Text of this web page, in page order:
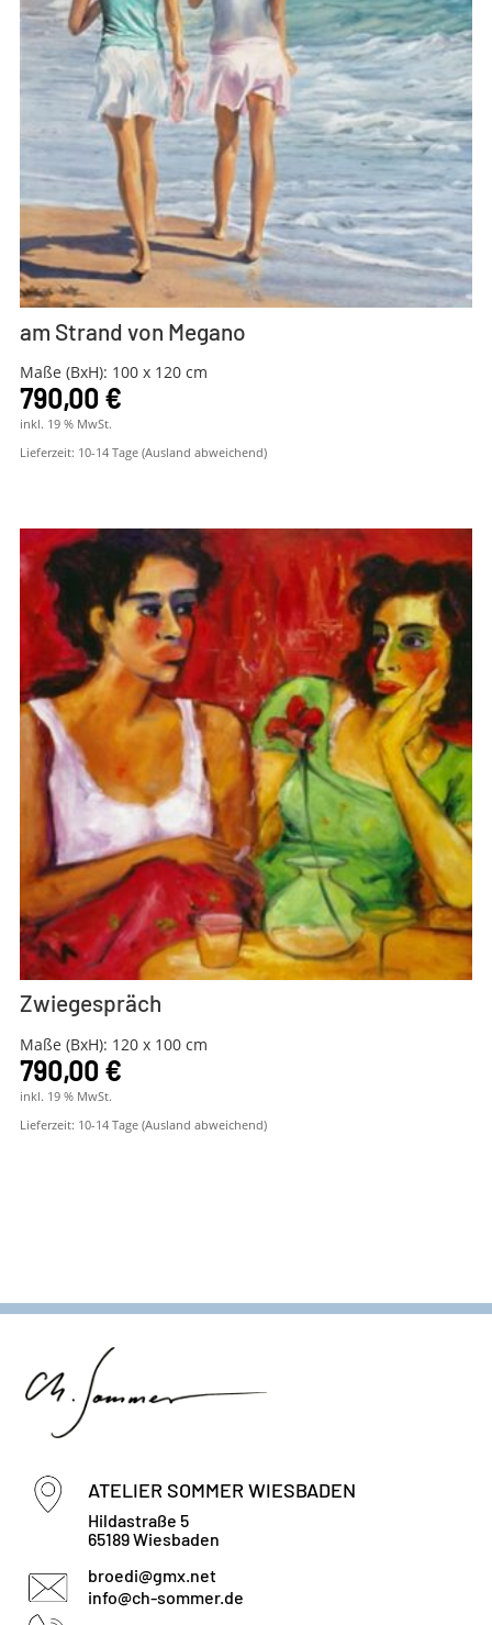
am Strand von Megano
Maße (BxH): 100 x 120 cm
790,00 €
inkl. 19 % MwSt.
Lieferzeit: 10-14 Tage (Ausland abweichend)
Zwiegespräch
Maße (BxH): 120 x 100 cm
790,00 €
inkl. 19 % MwSt.
Lieferzeit: 10-14 Tage (Ausland abweichend)
ATELIER SOMMER WIESBADEN
Hildastraße 5
65189 Wiesbaden
broedi@gmx.net
info@ch-sommer.de